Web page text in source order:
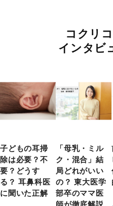
コクリ
インタビ
子どもの耳掃
除は必要？不
要？どうす
る？ 耳鼻科医
に聞いた正解
「母乳・ミル
ク・混合」結
局どれがいい
の？ 東大医学
部卒のママ医